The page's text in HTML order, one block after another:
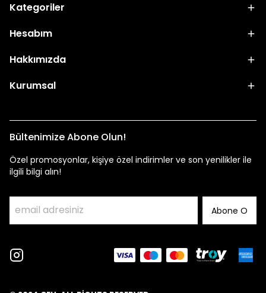
Kategoriler
Hesabım
Hakkımızda
Kurumsal
Bültenimize Abone Olun!
Özel promosyonlar, kişiye özel indirimler ve son yenilikler ile
ilgili bilgi alın!
Abone O